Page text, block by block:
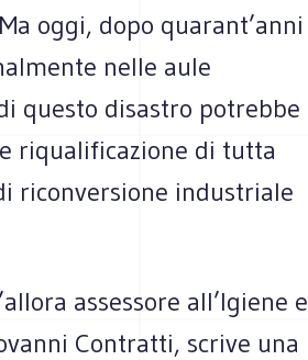
oggi, dopo quarant’anni
nelle aule
questo disastro potrebbe
riqualificazione di tutta
riconversione industriale
assessore all’Igiene e
Contratti, scrive una